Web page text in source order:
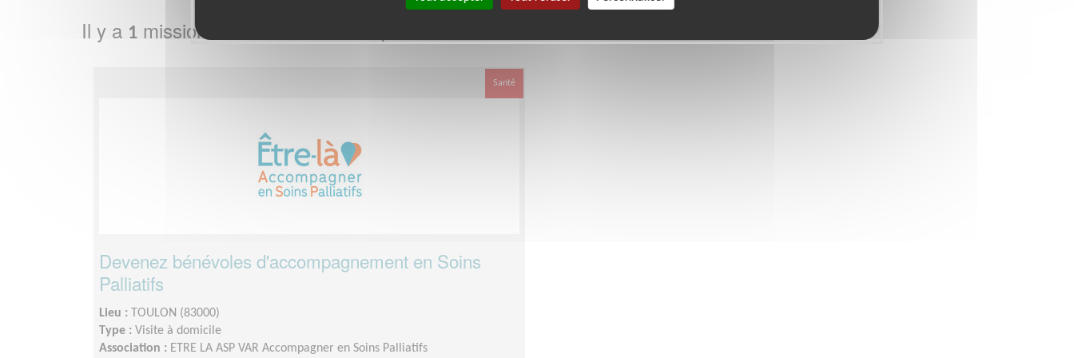
Il y a 1 mission bénévole dans le département
Santé
Devenez bénévoles d'accompagnement en Soins
Palliatifs
Lieu :
TOULON (83000)
Type : Visite à domicile
Association : ETRE LA ASP VAR Accompagner en Soins Palliatifs